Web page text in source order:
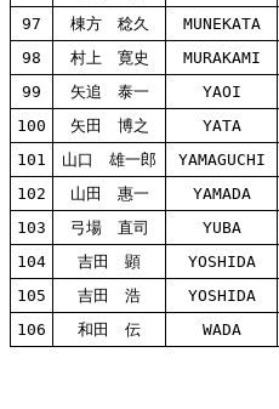
97
棟方 稔久 MUNEKATA
98
村上 寛史 MURAKAMI
99
矢追 泰一 YAOI
100
矢田 博之 YATA
101
山口 雄一郎 YAMAGUCHI
102
山田 惠一 YAMADA
103
弓場 直司 YUBA
104
吉田 顕 YOSHIDA
105
吉田 浩 YOSHIDA
106
和田 伝 WADA